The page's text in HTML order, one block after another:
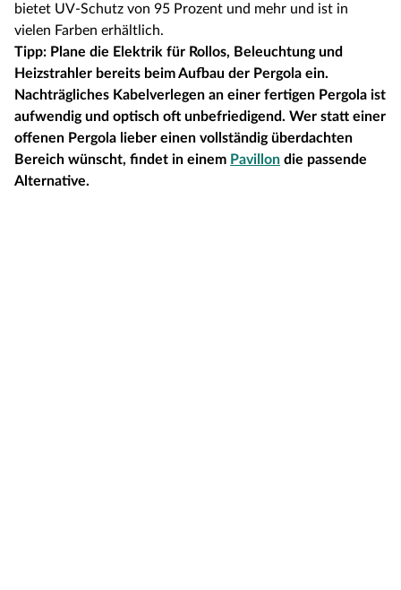
bietet UV-Schutz von 95 Prozent und mehr und ist in
vielen Farben erhältlich.
Tipp: Plane die Elektrik für Rollos, Beleuchtung und
Heizstrahler bereits beim Aufbau der Pergola ein.
Nachträgliches Kabelverlegen an einer fertigen Pergola ist
aufwendig und optisch oft unbefriedigend. Wer statt einer
offenen Pergola lieber einen vollständig überdachten
Bereich wünscht, findet in einem Pavillon die passende
Alternative.